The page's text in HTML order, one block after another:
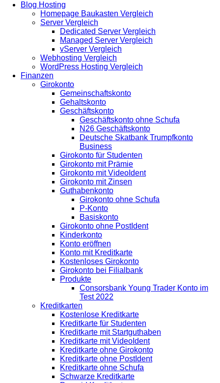
Blog Hosting
Homepage Baukasten Vergleich
Server Vergleich
Dedicated Server Vergleich
Managed Server Vergleich
vServer Vergleich
Webhosting Vergleich
WordPress Hosting Vergleich
Finanzen
Girokonto
Gemeinschaftskonto
Gehaltskonto
Geschäftskonto
Geschäftskonto ohne Schufa
N26 Geschäftskonto
Deutsche Skatbank Trumpfkonto
Business
Girokonto für Studenten
Girokonto mit Prämie
Girokonto mit VideoIdent
Girokonto mit Zinsen
Guthabenkonto
Girokonto ohne Schufa
P-Konto
Basiskonto
Girokonto ohne PostIdent
Kinderkonto
Konto eröffnen
Konto mit Kreditkarte
Kostenloses Girokonto
Girokonto bei Filialbank
Produkte
Consorsbank Young Trader Konto im
Test 2022
Kreditkarten
Kostenlose Kreditkarte
Kreditkarte für Studenten
Kreditkarte mit Startguthaben
Kreditkarte mit VideoIdent
Kreditkarte ohne Girokonto
Kreditkarte ohne PostIdent
Kreditkarte ohne Schufa
Schwarze Kreditkarte